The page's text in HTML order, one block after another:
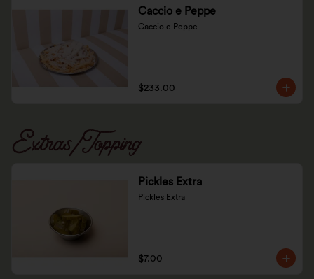
Caccio e Peppe
Caccio e Peppe
$233.00
Extras/Topping
Pickles Extra
Pickles Extra
$7.00